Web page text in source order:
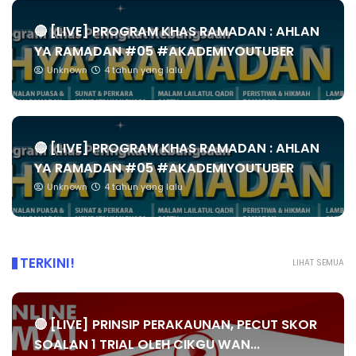
🔴 [LIVE] PROGRAM KHAS RAMADAN : AHLAN
YA RAMADAN #05 #AKADEMIYOUTUBER
Unknown 4 tahun yang lalu
🔴 [LIVE] PROGRAM KHAS RAMADAN : AHLAN
YA RAMADAN #05 #AKADEMIYOUTUBER
Unknown 4 tahun yang lalu
LIHAT SEMUA
TERKINI!
🔴 [LIVE] PRINSIP PERAKAUNAN, PECUT SKOR
SOALAN 1 TRIAL OLEH CIKGU WAN...